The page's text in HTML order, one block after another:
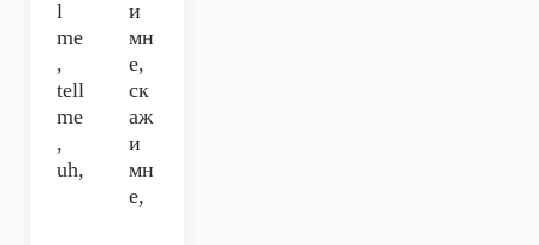
l
me
,
tell
me
,
uh,
и
мн
е,
ск
аж
и
мн
е,